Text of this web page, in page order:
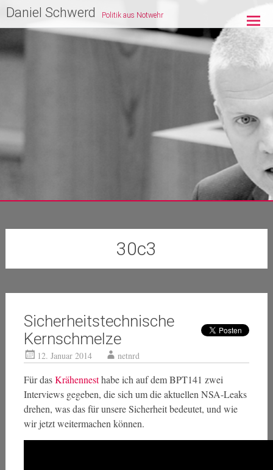
Zum
Inhalt
Daniel Schwerd Politik aus Notwehr
30c3
Sicherheitstechnische
Kernschmelze
12. Januar 2014 netnrd
Für dasKrähennesthabe ich auf dem BPT141 zwei
Interviews gegeben, die sich um die aktuellen NSA-Leaks
drehen, was das für unsere Sicherheit bedeutet, und wie
wir jetzt weitermachen können.